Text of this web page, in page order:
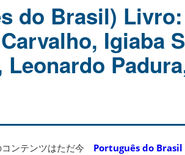
do Brasil)
Igiaba
Leonardo
ンテンツはただ今 Português do Brasil